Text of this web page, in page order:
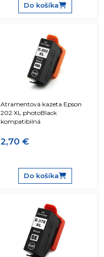
Do košíka
Atramentová kazeta Epson
202 XL photoBlack
kompatibilná
2,70 €
Do košíka